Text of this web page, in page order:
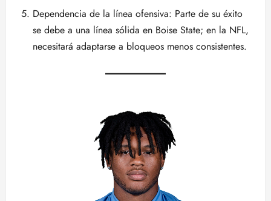
Dependencia de la línea ofensiva: Parte de su éxito
se debe a una línea sólida en Boise State; en la NFL,
necesitará adaptarse a bloqueos menos consistentes.